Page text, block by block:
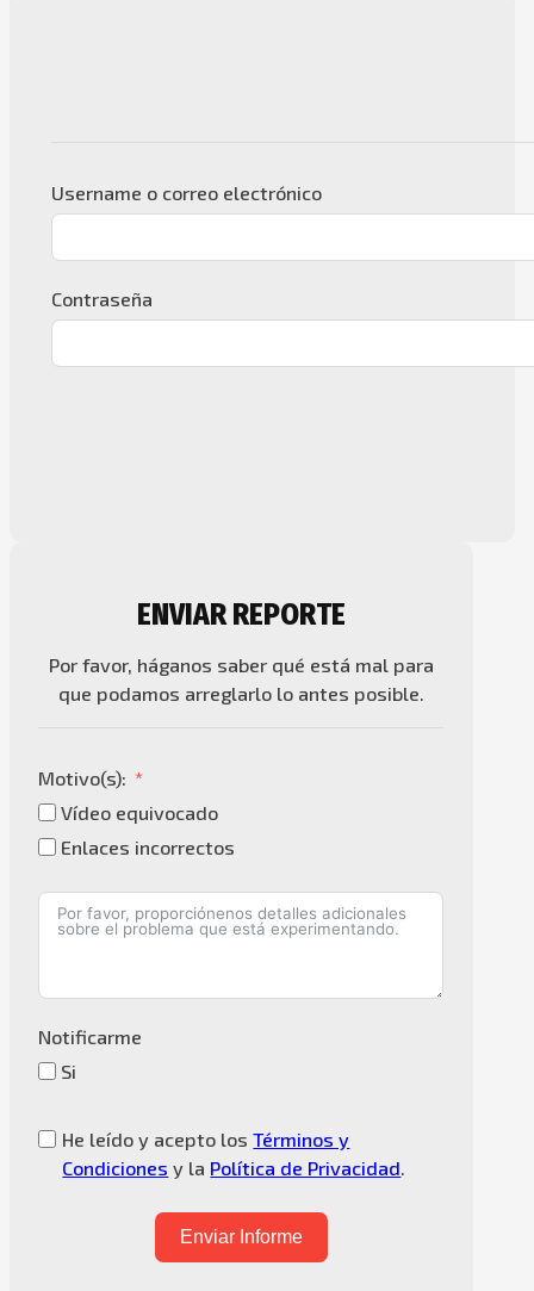
Username o correo electrónico
Contraseña
ENVIAR REPORTE
Por favor, háganos saber qué está mal para
que podamos arreglarlo lo antes posible.
Motivo(s):
Vídeo equivocado
Enlaces incorrectos
Notificarme
Si
He leído y acepto losTérminos y
Condiciones y la Política de Privacidad.
Enviar Informe